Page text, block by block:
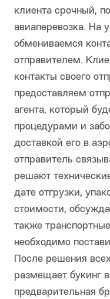
клиента срочный,
авиаперевозка. На
обмениваемся
отправителем.
контакты своего
предоставляем
агента, который
процедурами и
доставкой его в
отправитель
решают
дате отгрузки,
стоимости,
также
необходимо
После решения
размещает букинг
предварительная